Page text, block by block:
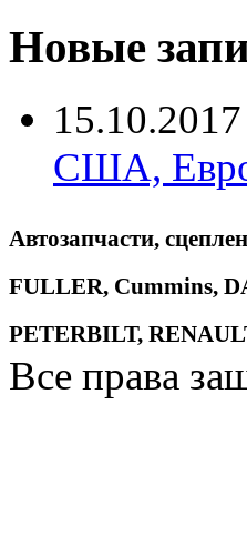
Новые
15.10.2017
США,
Автозапчасти,
FULLER, Cummins,
PETERBILT,
Все права